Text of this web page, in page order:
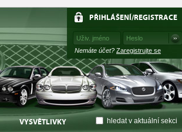
PŘIHLÁŠENÍ/REGISTRACE
Nemáte účet? Zaregistrujte se
VYSVĚTLIVKY hledat v aktuální sekci